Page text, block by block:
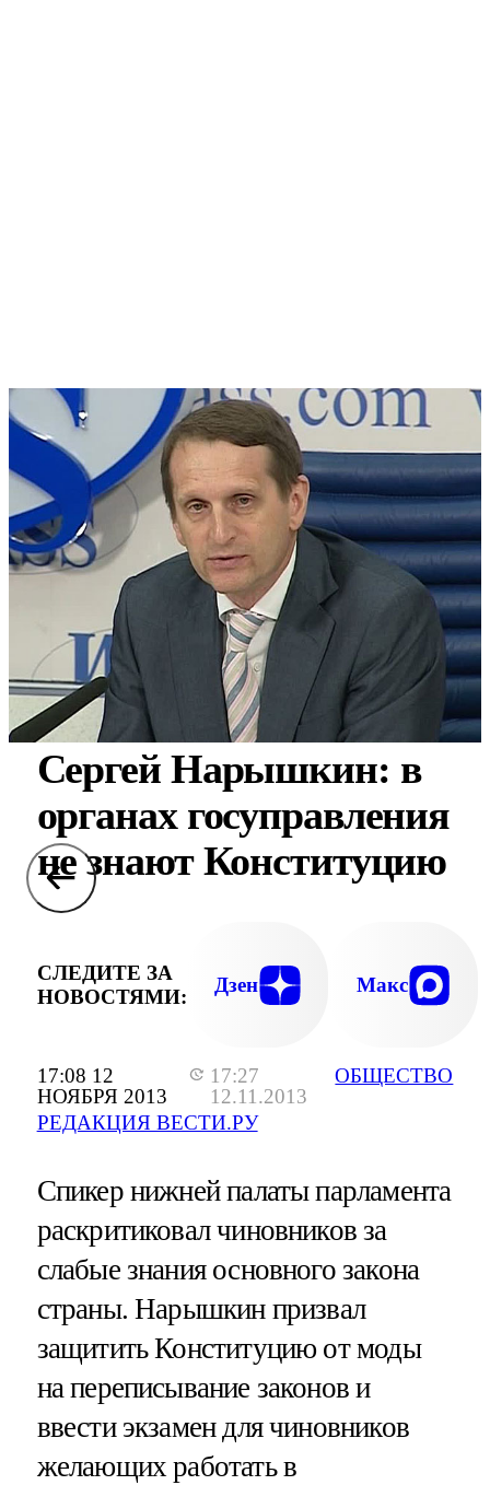
17:08 12
НОЯБРЯ 2013
17:27
12.11.2013
РЕДАКЦИЯ ВЕСТИ.РУ
ОБЩЕСТВО
Сергей Нарышкин: в
органах госуправления
не знают Конституцию
СЛЕДИТЕ ЗА
НОВОСТЯМИ:
Дзен Макс
Спикер нижней палаты парламента
раскритиковал чиновников за
слабые знания основного закона
страны. Нарышкин призвал
защитить Конституцию от моды
на переписывание законов и
ввести экзамен для чиновников
желающих работать в